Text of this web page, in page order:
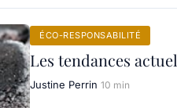
ÉCO-RESPONSABILITÉ
Les tendances
Justine Perrin 10 min